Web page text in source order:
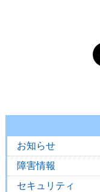
お知らせ
障害情報
セキュリティ